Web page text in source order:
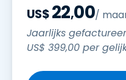
US$22,00/
Jaarlijks
US$ 399,00 per